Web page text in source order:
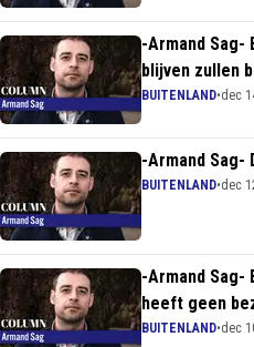
-Armand Sag-
blijven zullen
BUITENLAND•dec
-Armand Sag-
BUITENLAND•dec
-Armand Sag-
heeft geen
BUITENLAND•dec